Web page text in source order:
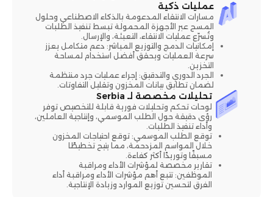
عمليات ذكية
مسارات الانتقاء المدعومة بالذكاء الاصطناعي وحلول
المسح عبر الأجهزة المحمولة تبسط تنفيذ الطلبات
وتُسرّع عمليات الانتقاء، التعبئة، والإرسال.
إمكانيات الدمج والتوزيع المباشر: دعم متكامل يعزز
سرعة العمليات ويحقق أفضل استخدام لمساحة
التخزين.
الجرد الدوري والتدقيق: إجراء عمليات جرد منتظمة
لضمان تطابق بيانات المخزون وتقليل التفاوتات.
تحليلات مخصصة لـ Serbia
لوحات تحكم وتحليلات فورية قابلة للتخصيص توفر
رؤى دقيقة حول الطلب الموسمي، وإنتاجية العاملين،
وأداء تنفيذ الطلبات.
توقع الطلب الموسمي: توقع احتياجات المخزون
خلال المواسم المزدحمة، مما يتيح تخطيطًا
مسبقًا وتوريدًا أكثر كفاءة.
تقارير مخصصة لمؤشرات الأداء ومراقبة
الموظفين: تتبع أهم مؤشرات الأداء ومراقبة أداء
الفرق لتحسين توزيع الموارد وزيادة الإنتاجية.